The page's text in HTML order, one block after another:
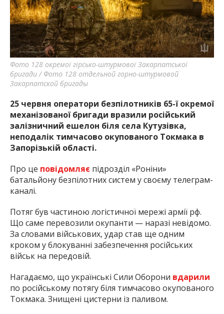
найважливішу інформацію про події
міста Запоріжжя та області.
Фото 128 окремої гірсько-штурмової Закарпатської
бригади / Фото 128 отдельной горно-штурмовой
Закарпатской бригады
25 червня оператори безпілотників 65-ї окремої
механізованої бригади вразили російський
залізничний ешелон біля села Кутузівка,
неподалік тимчасово окупованого Токмака в
Запорізькій області.
Про це повідомляє підрозділ «Роніни»
батальйону безпілотних систем усвоєму телеграм-
каналі.
Потяг був частиною логістичної мережі армії рф.
Що саме перевозили окупанти — наразі невідомо.
За словами військових, удар став ще одним
кроком у блокуванні забезпечення російських
військ на передовій.
Нагадаємо, що українські Сили Оборони вдарили
по російському потягу біля тимчасово окупованого
Токмака. Знищені цистерни із паливом.